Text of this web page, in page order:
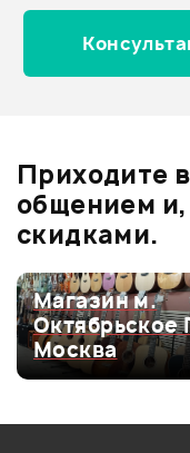
Отзывы
Оценка
Оценка3
Оценка2
Оценка1
Приходите
общением
скидками.
Магазин м.
Октябрьское
Москва